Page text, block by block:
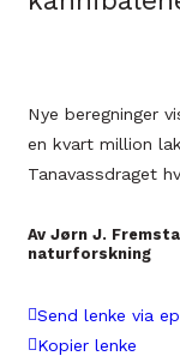
Nye beregninger
en kvart million
Tanavassdraget
Av Jørn J.
naturforskning
Send lenke via
Kopier lenke